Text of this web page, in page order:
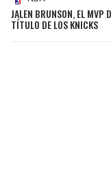
JALEN BRUNSON, EL MVP
TÍTULO DE LOS KNICKS